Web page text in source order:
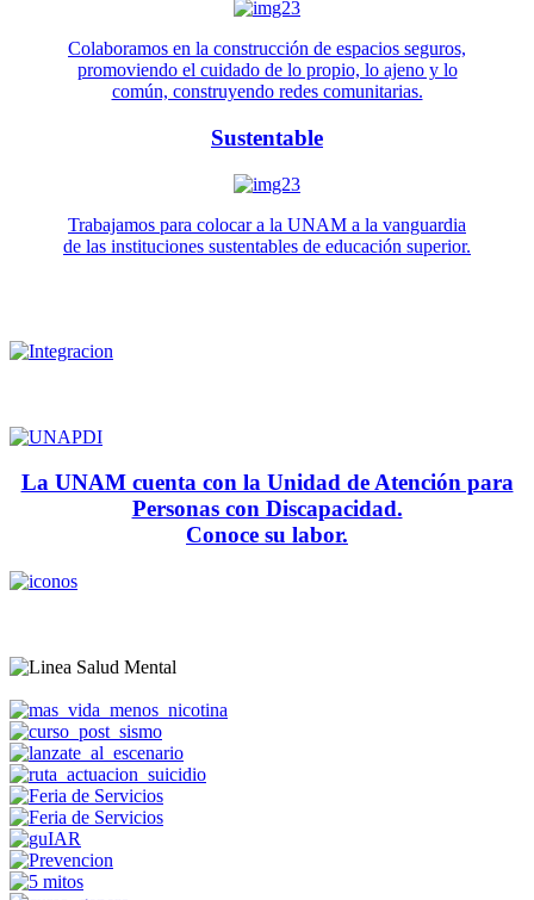
Colaboramos en la construcción de espacios seguros,
promoviendo el cuidado de lo propio, lo ajeno y lo
común, construyendo redes comunitarias.
Sustentable
Trabajamos para colocar a la UNAM a la vanguardia
de las instituciones sustentables de educación superior.
La UNAM cuenta con la Unidad de Atención para
Personas con Discapacidad.
Conoce su labor.